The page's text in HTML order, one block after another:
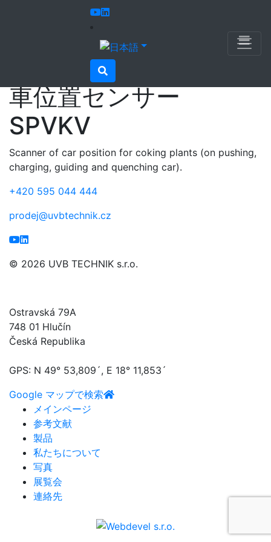
写真
コークス化プラントの
車位置センサー
SPVKV
Scanner of car position for coking plants (on pushing,
charging, guiding and quenching car).
+420 595 044 444
prodej@uvbtechnik.cz
© 2026 UVB TECHNIK s.r.o.
Ostravská 79A
748 01 Hlučín
Česká Republika
GPS: N 49° 53,809´, E 18° 11,853´
Google マップで検索
メインページ
参考文献
製品
私たちについて
写真
展覧会
連絡先